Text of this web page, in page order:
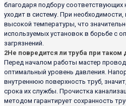
благодаря подбору соответствующих
уходит в систему. При
высокой температуры, что
используемых установок в борьбе с
загрязнений.
2Не повредится ли труба при
Перед началом работы мастер
оптимальный уровень давления.
внутреннюю поверхность труб,
срока их службы. Прочистка
методом гарантирует сохранность